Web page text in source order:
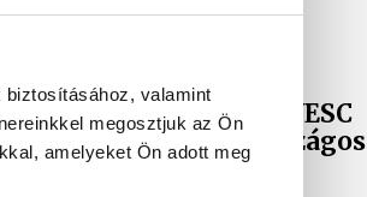
valamint
megosztjuk az Ön
amelyeket Ön adott meg
Remekeltek a VESC
birkózói az országos
bajnokságon